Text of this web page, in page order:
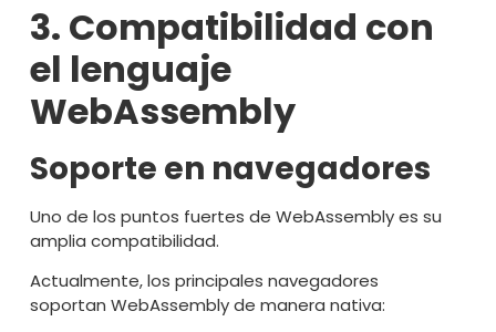
3. Compatibilidad con
el lenguaje
WebAssembly
Soporte en navegadores
Uno de los puntos fuertes de WebAssembly es su
amplia compatibilidad.
Actualmente, los principales navegadores
soportan WebAssembly de manera nativa: